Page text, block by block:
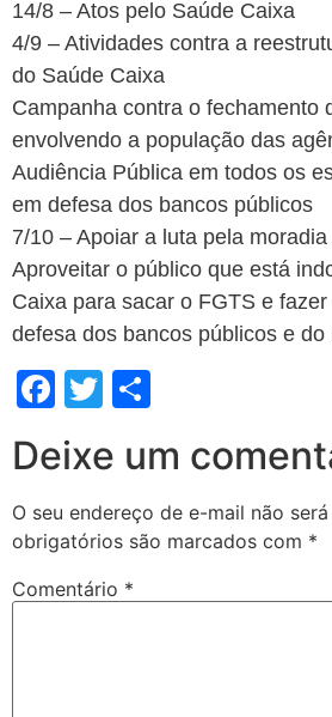
14/8 – Atos pelo Saúde Caixa
4/9 – Atividades contra a
do Saúde Caixa
Campanha contra o fechamento
envolvendo a população das
Audiência Pública em todos os
em defesa dos bancos públicos
7/10 – Apoiar a luta pela moradia
Aproveitar o público que está
Caixa para sacar o FGTS e
defesa dos bancos públicos e do
Facebook
Twitter
Deixe um
O seu endereço de e-mail não
obrigatórios são marcados com *
Comentário *